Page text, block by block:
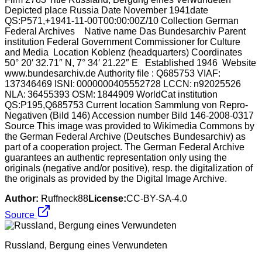
Depicted place Russia Date November 1941date
QS:P571,+1941-11-00T00:00:00Z/10 Collection German
Federal Archives Native name Das Bundesarchiv Parent
institution Federal Government Commissioner for Culture
and Media Location Koblenz (headquarters) Coordinates
50° 20′ 32.71″ N, 7° 34′ 21.22″ E Established 1946 Website
www.bundesarchiv.de Authority file : Q685753 VIAF:
137346469 ISNI: 0000000405552728 LCCN: n92025526
NLA: 36455393 OSM: 1844909 WorldCat institution
QS:P195,Q685753 Current location Sammlung von Repro-
Negativen (Bild 146) Accession number Bild 146-2008-0317
Source This image was provided to Wikimedia Commons by
the German Federal Archive (Deutsches Bundesarchiv) as
part of a cooperation project. The German Federal Archive
guarantees an authentic representation only using the
originals (negative and/or positive), resp. the digitalization of
the originals as provided by the Digital Image Archive.
Author: Ruffneck88License:CC-BY-SA-4.0
Source
Russland, Bergung eines Verwundeten